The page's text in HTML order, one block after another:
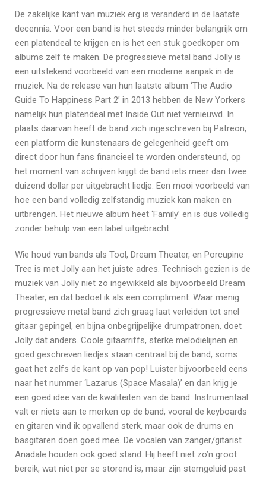
De zakelijke kant van muziek erg is veranderd in de laatste
decennia. Voor een band is het steeds minder belangrijk om
een platendeal te krijgen en is het een stuk goedkoper om
albums zelf te maken. De progressieve metal band Jolly is
een uitstekend voorbeeld van een moderne aanpak in de
muziek. Na de release van hun laatste album ‘The Audio
Guide To Happiness Part 2’ in 2013 hebben de New Yorkers
namelijk hun platendeal met Inside Out niet vernieuwd. In
plaats daarvan heeft de band zich ingeschreven bij Patreon,
een platform die kunstenaars de gelegenheid geeft om
direct door hun fans financieel te worden ondersteund, op
het moment van schrijven krijgt de band iets meer dan twee
duizend dollar per uitgebracht liedje. Een mooi voorbeeld van
hoe een band volledig zelfstandig muziek kan maken en
uitbrengen. Het nieuwe album heet ‘Family’ en is dus volledig
zonder behulp van een label uitgebracht.
Wie houd van bands als Tool, Dream Theater, en Porcupine
Tree is met Jolly aan het juiste adres. Technisch gezien is de
muziek van Jolly niet zo ingewikkeld als bijvoorbeeld Dream
Theater, en dat bedoel ik als een compliment. Waar menig
progressieve metal band zich graag laat verleiden tot snel
gitaar gepingel, en bijna onbegrijpelijke drumpatronen, doet
Jolly dat anders. Coole gitaarriffs, sterke melodielijnen en
goed geschreven liedjes staan centraal bij de band, soms
gaat het zelfs de kant op van pop! Luister bijvoorbeeld eens
naar het nummer ‘Lazarus (Space Masala)’ en dan krijg je
een goed idee van de kwaliteiten van de band. Instrumentaal
valt er niets aan te merken op de band, vooral de keyboards
en gitaren vind ik opvallend sterk, maar ook de drums en
basgitaren doen goed mee. De vocalen van zanger/gitarist
Anadale houden ook goed stand. Hij heeft niet zo’n groot
bereik, wat niet per se storend is, maar zijn stemgeluid past